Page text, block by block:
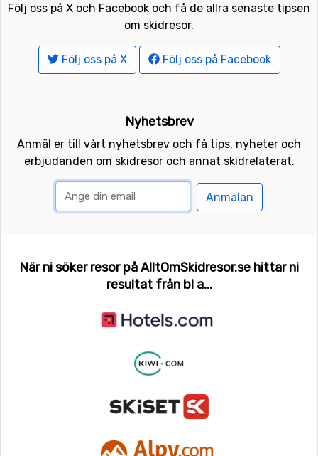
Följ oss på X och Facebook och få de allra senaste tipsen
om skidresor.
Följ oss på X Följ oss på Facebook
Nyhetsbrev
Anmäl er till vårt nyhetsbrev och få tips, nyheter och
erbjudanden om skidresor och annat skidrelaterat.
Anmälan
När ni söker resor på AlltOmSkidresor.se hittar ni
resultat från bl a...